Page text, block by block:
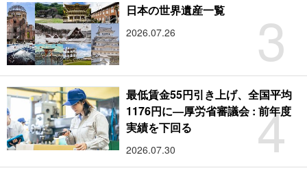
3
日本の世界遺産一覧
2026.07.26
4
最低賃金55円引き上げ、全国平均
1176円に―厚労省審議会 : 前年度
実績を下回る
2026.07.30